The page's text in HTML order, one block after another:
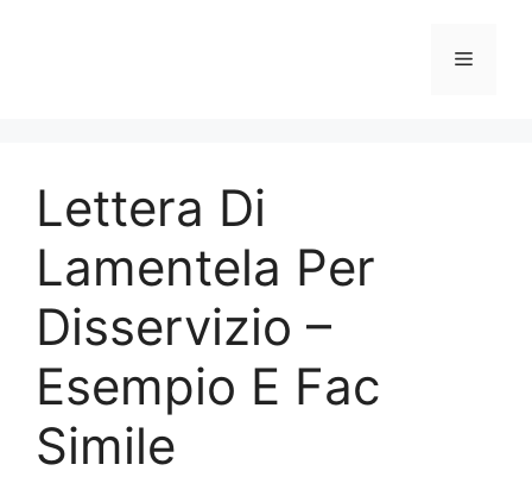
Menu
Lettera Di
Lamentela Per
Disservizio –
Esempio E Fac
Simile